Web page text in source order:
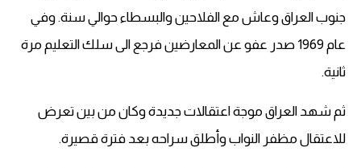
جنوب العراق وعاش مع الفلاحين والبسطاء حوالي سنة. وفي
عام 1969 صدر عفو عن المعارضين فرجع الى سلك التعليم مرة
ثانية.
ثم شهد العراق موجة اعتقالات جديدة وكان من بين تعرض
للاعتقال مظفر النواب وأطلق سراحه بعد فترة قصيرة.